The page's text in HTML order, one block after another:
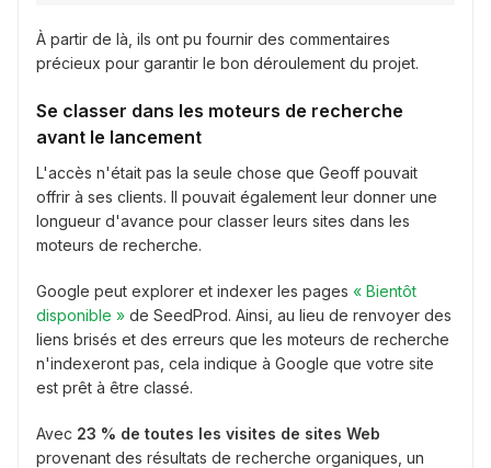
À partir de là, ils ont pu fournir des commentaires
précieux pour garantir le bon déroulement du projet.
Se classer dans les moteurs de recherche
avant le lancement
L'accès n'était pas la seule chose que Geoff pouvait
offrir à ses clients. Il pouvait également leur donner une
longueur d'avance pour classer leurs sites dans les
moteurs de recherche.
Google peut explorer et indexer les pages « Bientôt
disponible » de SeedProd. Ainsi, au lieu de renvoyer des
liens brisés et des erreurs que les moteurs de recherche
n'indexeront pas, cela indique à Google que votre site
est prêt à être classé.
Avec 23 % de toutes les visites de sites Web
provenant des résultats de recherche organiques, un